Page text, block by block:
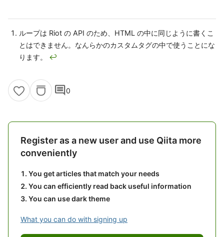
ループは Riot の API のため、HTML の中に同じように書くこ
とはできません。なんらかのカスタムタグの中で使うことにな
ります。 ↩
comment0
Register as a new user and use Qiita more
conveniently
You get articles that match your needs
You can efficiently read back useful information
You can use dark theme
What you can do with signing up